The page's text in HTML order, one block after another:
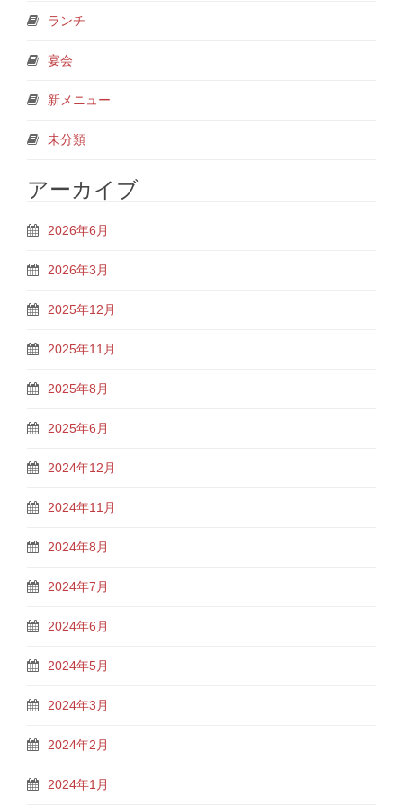
ランチ
宴会
新メニュー
未分類
アーカイブ
2026年6月
2026年3月
2025年12月
2025年11月
2025年8月
2025年6月
2024年12月
2024年11月
2024年8月
2024年7月
2024年6月
2024年5月
2024年3月
2024年2月
2024年1月